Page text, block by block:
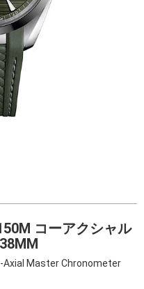
コーアクシャル
Axial Master Chronometer